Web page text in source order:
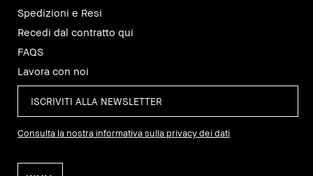
Spedizioni e Resi
Recedi dal contratto qui
FAQS
Lavora con noi
Consulta la nostra informativa sulla privacy dei dati